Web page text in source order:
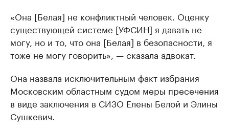
«Она [Белая] не конфликтный человек. Оценку
существующей системе [УФСИН] я давать не
могу, но и то, что она [Белая] в безопасности, я
тоже не могу говорить», — сказала адвокат.
Она назвала исключительным факт избрания
Московским областным судом меры пресечения
в виде заключения в СИЗО Елены Белой и Элины
Сушкевич.